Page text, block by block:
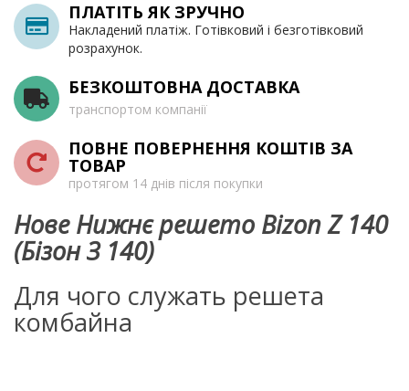
ПЛАТІТЬ ЯК ЗРУЧНО
Накладений платіж. Готівковий і безготівковий
розрахунок.
БЕЗКОШТОВНА ДОСТАВКА
транспортом компанії
ПОВНЕ ПОВЕРНЕННЯ КОШТІВ ЗА
ТОВАР
протягом 14 днів після покупки
Нове Нижнє решето Bizon Z 140
(Бізон З 140)
Для чого служать решета
комбайна